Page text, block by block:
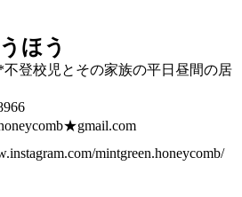
ほう
不登校児とその家族の平日昼間の居
mintgreen.honeycomb/